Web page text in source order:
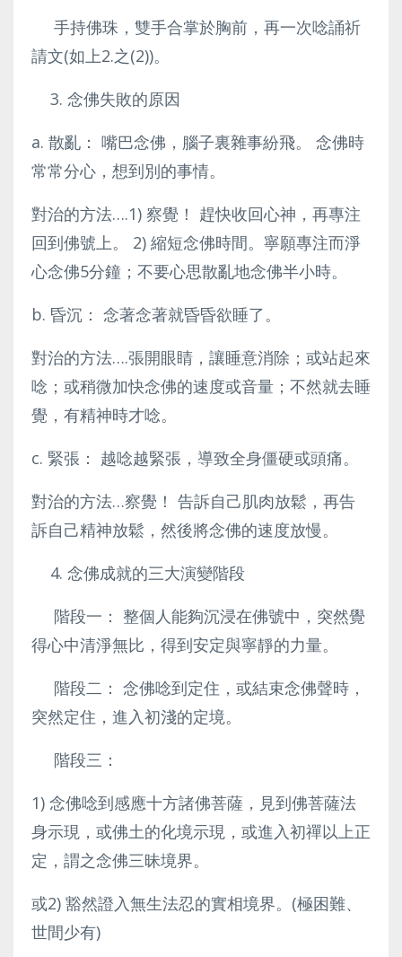
手持佛珠，雙手合掌於胸前，再一次唸誦祈
請文(如上2.之(2))。
念佛失敗的原因
a. 散亂： 嘴巴念佛，腦子裏雜事紛飛。 念佛時
常常分心，想到別的事情。
對治的方法….1) 察覺！ 趕快收回心神，再專注
回到佛號上。 2) 縮短念佛時間。寧願專注而淨
心念佛5分鐘；不要心思散亂地念佛半小時。
b. 昏沉： 念著念著就昏昏欲睡了。
對治的方法….張開眼睛，讓睡意消除；或站起來
唸；或稍微加快念佛的速度或音量；不然就去睡
覺，有精神時才唸。
c. 緊張： 越唸越緊張，導致全身僵硬或頭痛。
對治的方法…察覺！ 告訴自己肌肉放鬆，再告
訴自己精神放鬆，然後將念佛的速度放慢。
念佛成就的三大演變階段
階段一： 整個人能夠沉浸在佛號中，突然覺
得心中清淨無比，得到安定與寧靜的力量。
階段二： 念佛唸到定住，或結束念佛聲時，
突然定住，進入初淺的定境。
階段三：
1) 念佛唸到感應十方諸佛菩薩，見到佛菩薩法
身示現，或佛土的化境示現，或進入初禪以上正
定，謂之念佛三昧境界。
或2) 豁然證入無生法忍的實相境界。(極困難、
世間少有)